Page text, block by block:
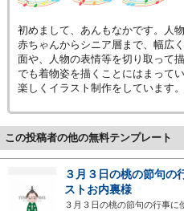
初めまして、あんもなかです。人
赤ちゃんからシニア層まで、幅広
面や、人物の表情等を切り取って
でも着物姿を描くことにはまって
楽しくイラスト制作をしています
この投稿者の他の無料テンプレート
３月３日の桃の節句の
ストお内裏様
３月３日の桃の節句の行事に